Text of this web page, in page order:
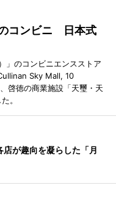
コンビニ 日本式
」のコンビニエンスストア
Sky Mall, 10
啓徳の商業施設「天璽・天
。
が趣向を凝らした「月